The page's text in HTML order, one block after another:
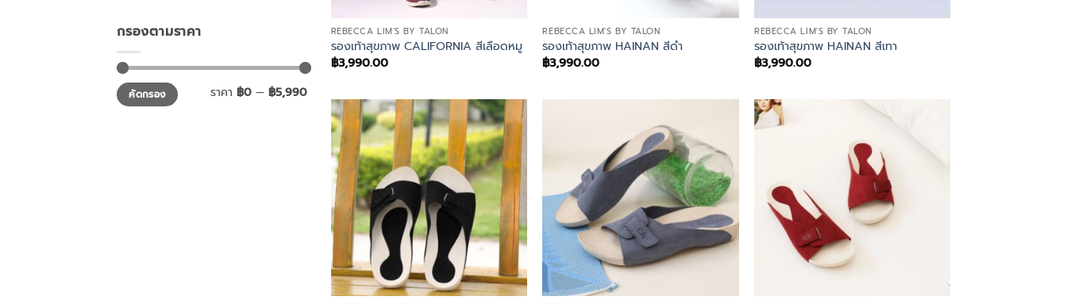
กรองตามราคา
ราคา
ต่ำ
สุด
ราคา
สูงสุดคัดกรอง ราคา ฿0 — ฿5,990
REBECCA LIM'S BY TALON
รองเท้าสุขภาพ CALIFORNIA สีเลือดหมู
฿3,990.00
REBECCA LIM'S BY TALON
รองเท้าสุขภาพ HAINAN สีดำ
฿3,990.00
REBECCA LIM'S BY TALON
รองเท้าสุขภาพ HAINAN สีเทา
฿3,990.00